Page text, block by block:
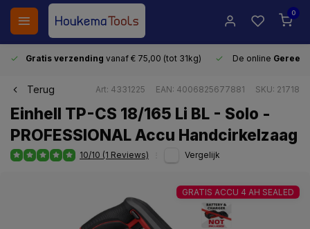
0
Gratis verzending vanaf € 75,00 (tot 31kg) De online
Terug Art: 4331225 EAN: 4006825677881 SKU: 21718
Einhell TP-CS 18/165 Li BL - Solo -
PROFESSIONAL Accu Handcirkelzaag
10/10 (1 Reviews) Vergelijk
GRATIS ACCU 4 AH SEALED